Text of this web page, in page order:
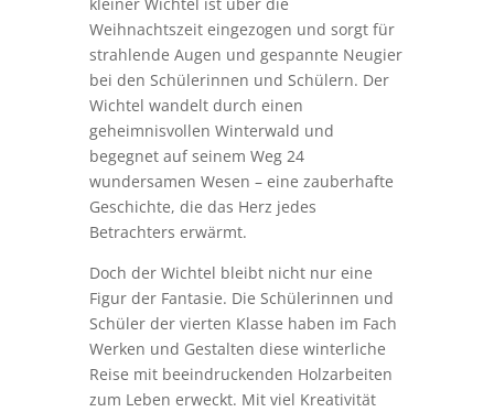
Weihnachtszeit eingezogen und sorgt für
strahlende Augen und gespannte Neugier
bei den Schülerinnen und Schülern. Der
Wichtel wandelt durch einen
geheimnisvollen Winterwald und
begegnet auf seinem Weg 24
wundersamen Wesen – eine zauberhafte
Geschichte, die das Herz jedes
Betrachters erwärmt.
Doch der Wichtel bleibt nicht nur eine
Figur der Fantasie. Die Schülerinnen und
Schüler der vierten Klasse haben im Fach
Werken und Gestalten diese winterliche
Reise mit beeindruckenden Holzarbeiten
zum Leben erweckt. Mit viel Kreativität